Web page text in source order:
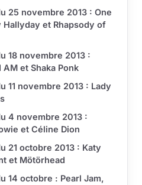
25 novembre 2013 : One
et Rhapsody of
18 novembre 2013 :
et Shaka Ponk
11 novembre 2013 : Lady
4 novembre 2013 :
et Céline Dion
21 octobre 2013 : Katy
et Mötörhead
14 octobre : Pearl Jam,